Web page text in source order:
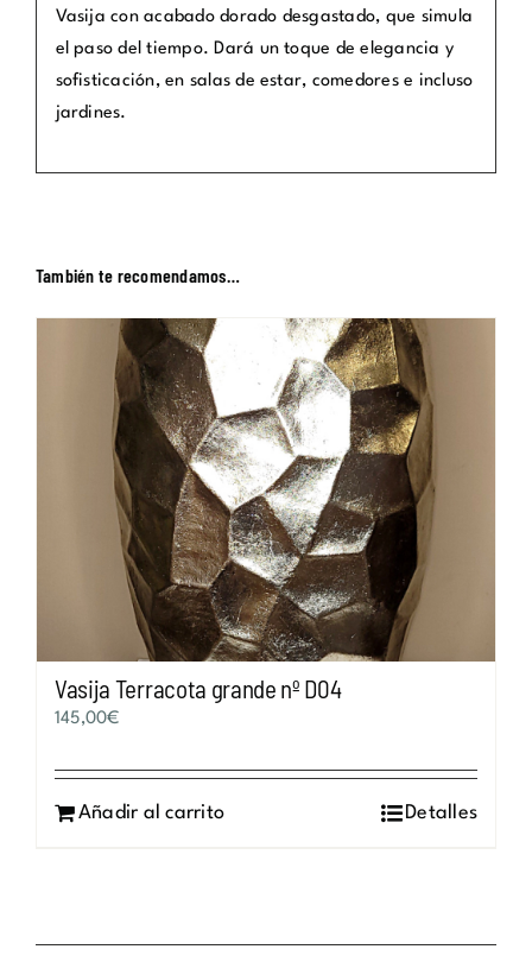
Vasija con acabado dorado desgastado, que simula
el paso del tiempo. Dará un toque de elegancia y
sofisticación, en salas de estar, comedores e incluso
jardines.
También te recomendamos…
Vasija Terracota grande nº D04
145,00€
Añadir al carrito Detalles